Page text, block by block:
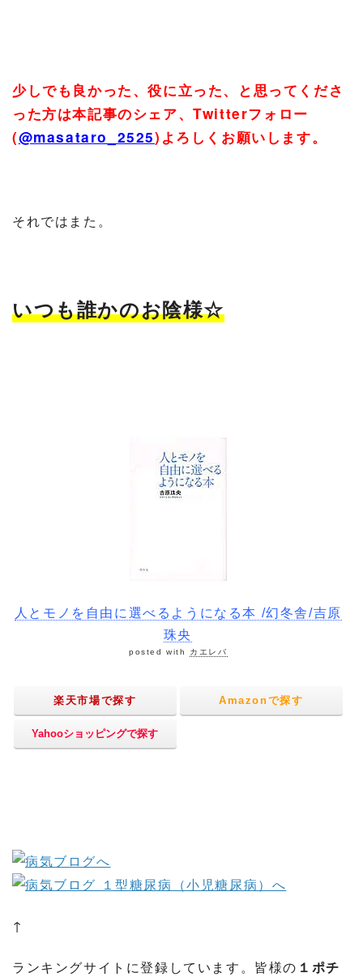
少しでも良かった、役に立った、と思ってくださ
った方は本記事のシェア、Twitterフォロー
(@masataro_2525) よろしくお願いします。
それではまた。
いつも誰かのお陰様☆
人とモノを自由に選べるようになる本 /幻冬舎/吉原
珠央
posted with カエレバ
楽天市場で探す Amazonで探す
Yahooショッピングで探す
↑
ランキングサイトに登録しています。皆様の １ポチ